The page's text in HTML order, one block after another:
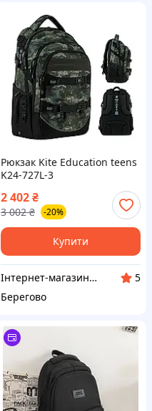
Рюкзак Kite Education teens
K24-727L-3
2 402₴
3 002 ₴ -20%
Купити
Інтернет-магазин "КРОКУС+"
5
Берегово